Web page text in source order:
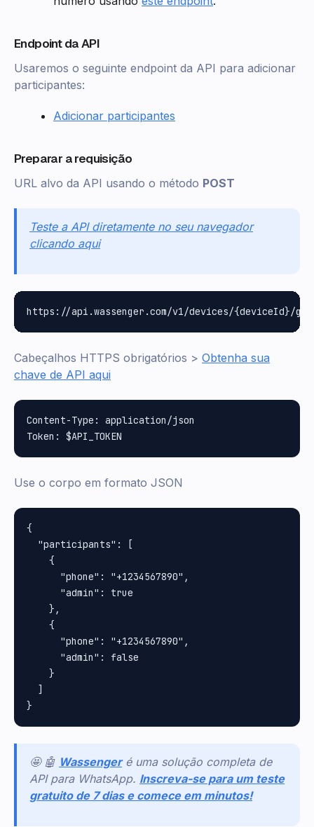
Endpoint da API
Usaremos o seguinte endpoint da API para adicionar
participantes:
Adicionar participantes
Preparar a requisição
URL alvo da API usando o método POST
Teste a API diretamente no seu navegador
clicando aqui
Cabeçalhos HTTPS obrigatórios > Obtenha sua
chave de API aqui
Content-Type: application/json
Use o corpo em formato JSON
{
  "participants": [
    {
      "phone": "+1234567890",
      "admin": true
    },
    {
      "phone": "+1234567890",
      "admin": false
    }
  ]
🤩 🤖 Wassenger é uma solução completa de
API para WhatsApp. Inscreva-se para um teste
gratuito de 7 dias e comece em minutos!